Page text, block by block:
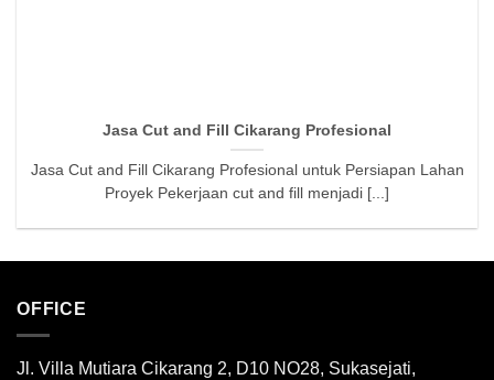
Jasa Cut and Fill Cikarang Profesional
Jasa Cut and Fill Cikarang Profesional untuk Persiapan Lahan
Proyek Pekerjaan cut and fill menjadi [...]
OFFICE
Jl. Villa Mutiara Cikarang 2, D10 NO28, Sukasejati,